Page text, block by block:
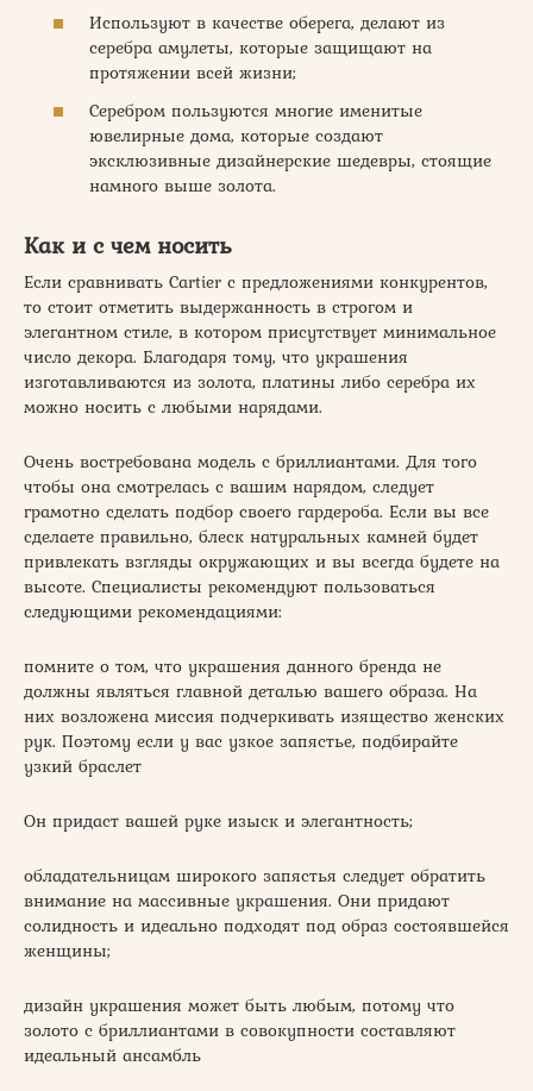
Используют в качестве оберега, делают из
серебра амулеты, которые защищают на
протяжении всей жизни;
Серебром пользуются многие именитые
ювелирные дома, которые создают
эксклюзивные дизайнерские шедевры, стоящие
намного выше золота.
Как и с чем носить
Если сравнивать Cartier с предложениями конкурентов,
то стоит отметить выдержанность в строгом и
элегантном стиле, в котором присутствует минимальное
число декора. Благодаря тому, что украшения
изготавливаются из золота, платины либо серебра их
можно носить с любыми нарядами.
Очень востребована модель с бриллиантами. Для того
чтобы она смотрелась с вашим нарядом, следует
грамотно сделать подбор своего гардероба. Если вы все
сделаете правильно, блеск натуральных камней будет
привлекать взгляды окружающих и вы всегда будете на
высоте. Специалисты рекомендуют пользоваться
следующими рекомендациями:
помните о том, что украшения данного бренда не
должны являться главной деталью вашего образа. На
них возложена миссия подчеркивать изящество женских
рук. Поэтому если у вас узкое запястье, подбирайте
узкий браслет
Он придаст вашей руке изыск и элегантность;
обладательницам широкого запястья следует обратить
внимание на массивные украшения. Они придают
солидность и идеально подходят под образ состоявшейся
женщины;
дизайн украшения может быть любым, потому что
золото с бриллиантами в совокупности составляют
идеальный ансамбль